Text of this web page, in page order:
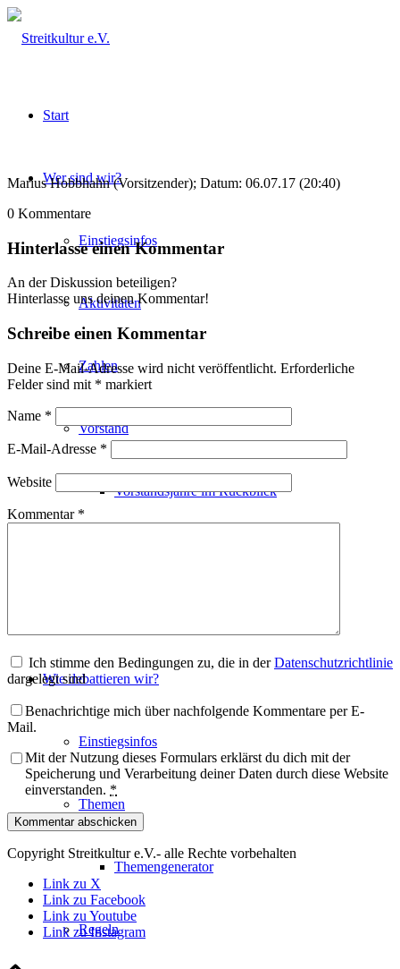
Start
Wer sind wir?
Einstiegsinfos
Aktivitäten
Zahlen
Vorstand
Vorstandsjahre im Rückblick
Wie debattieren wir?
Einstiegsinfos
Themen
Themengenerator
Regeln
Marius Hobbhahn (Vorsitzender); Datum: 06.07.17 (20:40)
0 Kommentare
Hinterlasse einen Kommentar
An der Diskussion beteiligen?
Hinterlasse uns deinen Kommentar!
Schreibe einen Kommentar
Deine E-Mail-Adresse wird nicht veröffentlicht. Erforderliche
Felder sind mit * markiert
Name *
E-Mail-Adresse *
Website
Kommentar *
Ich stimme den Bedingungen zu, die in derDatenschutzrichtlinie
dargelegt sind
Benachrichtige mich über nachfolgende Kommentare per E-
Mail.
Mit der Nutzung dieses Formulars erklärst du dich mit der
Speicherung und Verarbeitung deiner Daten durch diese Website
einverstanden. *
Copyright Streitkultur e.V.- alle Rechte vorbehalten
Link zu X
Link zu Facebook
Link zu Youtube
Link zu Instagram